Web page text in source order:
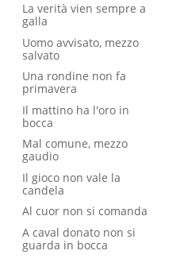
La verità vien sempre a
galla
Uomo avvisato, mezzo
salvato
Una rondine non fa
primavera
Il mattino ha l'oro in
bocca
Mal comune, mezzo
gaudio
Il gioco non vale la
candela
Al cuor non si comanda
A caval donato non si
guarda in bocca